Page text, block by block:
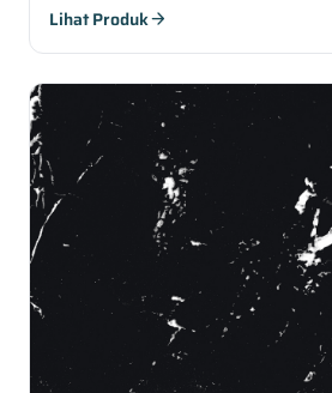
Lihat Produkarrow_forward